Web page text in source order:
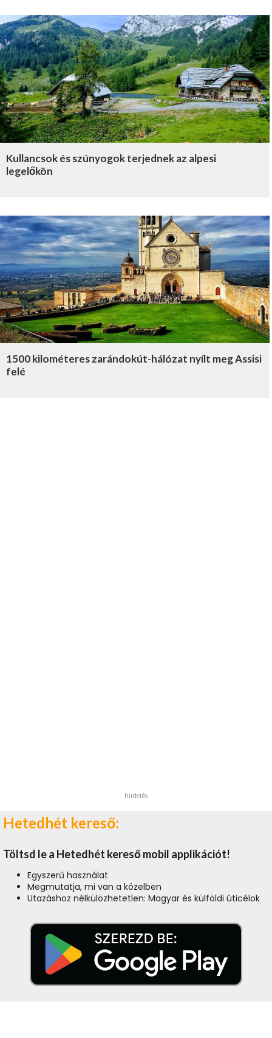
Kullancsok és szúnyogok terjednek az alpesi
legelőkön
1500 kilométeres zarándokút-hálózat nyílt meg Assisi
felé
hirdetés
Hetedhét kereső:
Töltsd le a Hetedhét kereső mobil applikációt!
Egyszerű használat
Megmutatja, mi van a közelben
Utazáshoz nélkülözhetetlen: Magyar és külföldi úticélok